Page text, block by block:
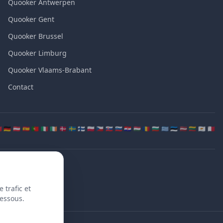
Quooker Antwerpen
Quooker Gent
Quooker Brussel
Quooker Limburg
Quooker Vlaams-Brabant
Contact
🇩🇪 🇦🇹 🇪🇸 🇵🇹 🇮🇹 🇮🇪 🇩🇰 🇸🇪 🇫🇮 🇵🇱 🇨🇿 🇸🇰 🇸🇮 🇭🇷 🇭🇺 🇷🇴 🇧🇬 🇬🇷 🇪🇪 🇱🇻 🇱🇹 🇨🇾 🇲🇹
trafic et